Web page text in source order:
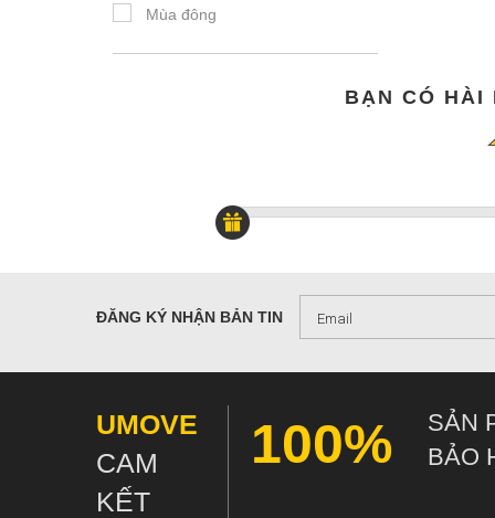
Công tác
Mùa đông
BẠN CÓ HÀI
ĐĂNG KÝ NHẬN BẢN TIN
UMOVE
CAM
KẾT
100%
SẢN
BẢO